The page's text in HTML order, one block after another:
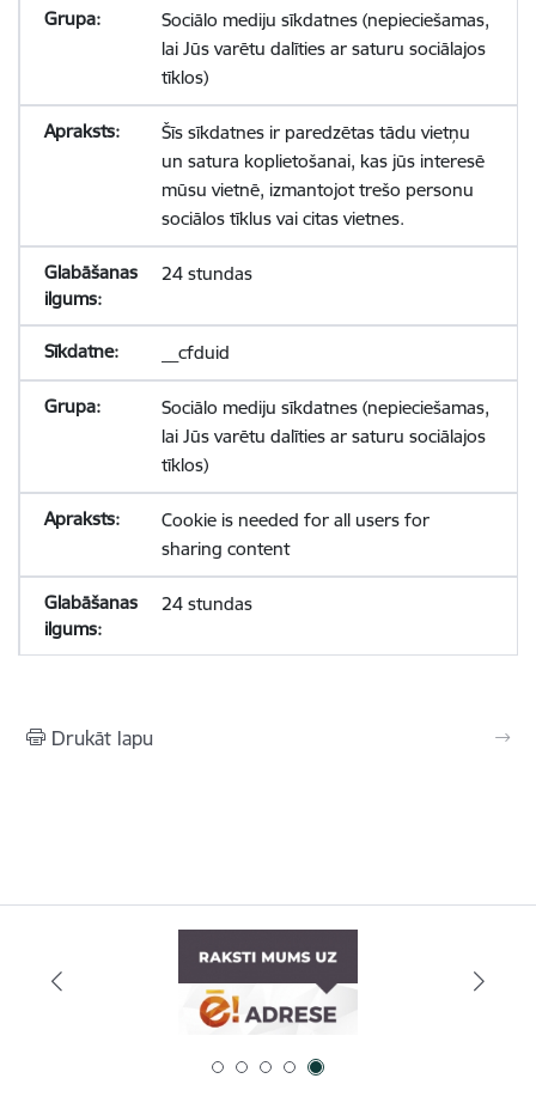
Sociālo mediju sīkdatnes (nepieciešamas,
lai Jūs varētu dalīties ar saturu sociālajos
tīklos)
Šīs sīkdatnes ir paredzētas tādu vietņu
un satura koplietošanai, kas jūs interesē
mūsu vietnē, izmantojot trešo personu
sociālos tīklus vai citas vietnes.
24 stundas
__cfduid
Sociālo mediju sīkdatnes (nepieciešamas,
lai Jūs varētu dalīties ar saturu sociālajos
tīklos)
Cookie is needed for all users for
sharing content
24 stundas
Drukāt lapu